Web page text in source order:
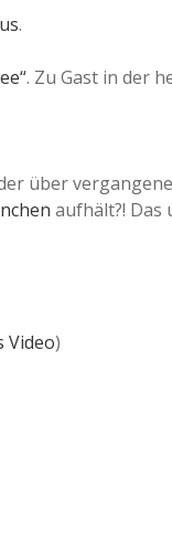
.
. Zu Gast in der
über
aufhält?! Das
Video)